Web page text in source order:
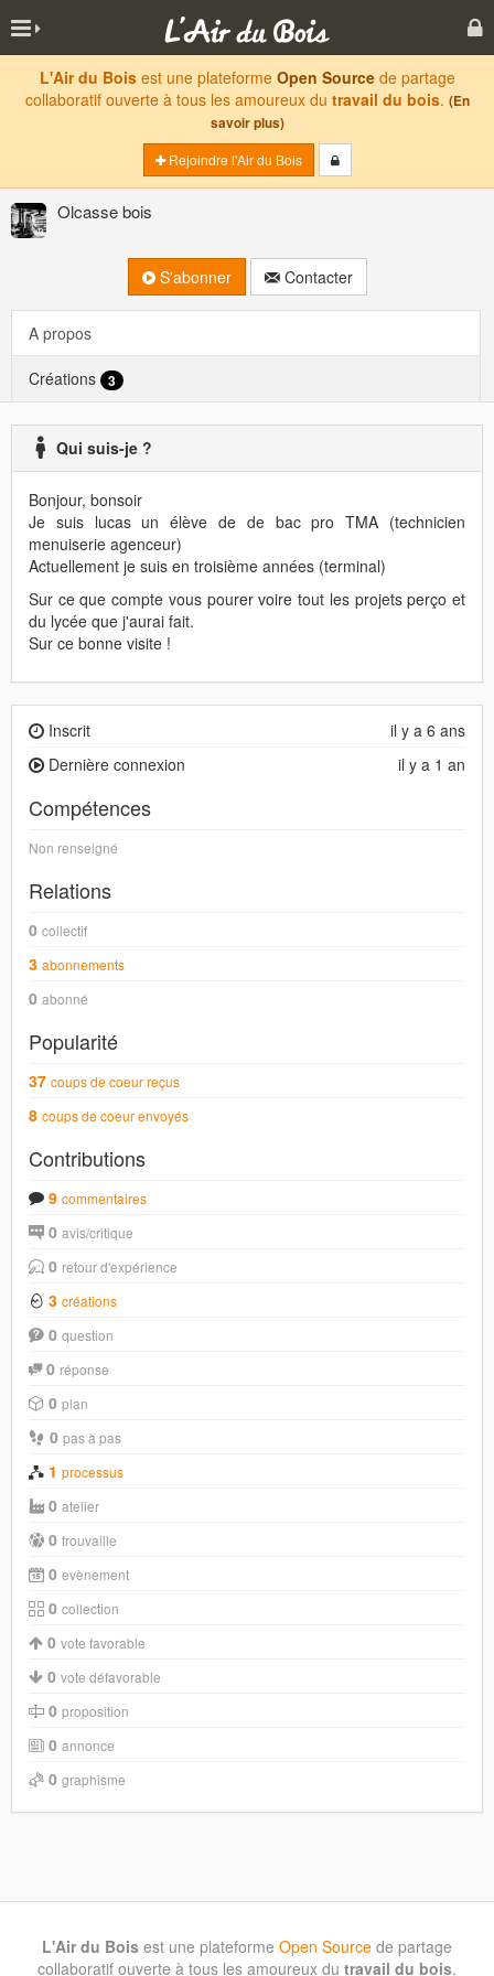
L'Air du Boisest une plateforme Open Sourcede partage
collaboratif ouverte à tous les amoureux du travail du bois. (En
savoir plus)
Rejoindre l'Air du Bois
Olcasse bois
S'abonner Contacter
A propos
Créations 3
Qui suis-je ?
Bonjour, bonsoir
Je suis lucas un élève de de bac pro TMA (technicien
menuiserie agenceur)
Actuellement je suis en troisième années (terminal)
Sur ce que compte vous pourer voire tout les projets perço et
du lycée que j'aurai fait.
Sur ce bonne visite !
il y a 6 ans
Inscrit
il y a 1 an
Dernière connexion
Compétences
Non renseigné
Relations
0 collectif
3 abonnements
0 abonné
Popularité
37 coups de coeur reçus
8 coups de coeur envoyés
Contributions
9 commentaires
0 avis/critique
0 retour d'expérience
3 créations
0 question
0 réponse
0 plan
0 pas à pas
1 processus
0 atelier
0 trouvaille
0 evènement
0 collection
0 vote favorable
0 vote défavorable
0 proposition
0 annonce
0 graphisme
L'Air du Bois est une plateforme Open Source de partage
collaboratif ouverte à tous les amoureux du travail du bois.